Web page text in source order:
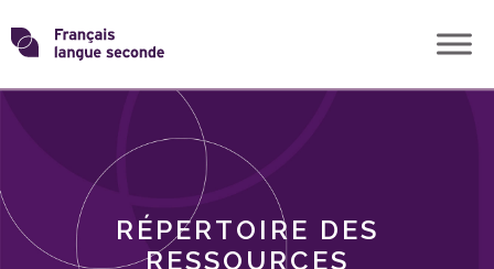
Skip
toTransformons
langue
RÉPERTOIRE DES
RESSOURCES
THÈMES